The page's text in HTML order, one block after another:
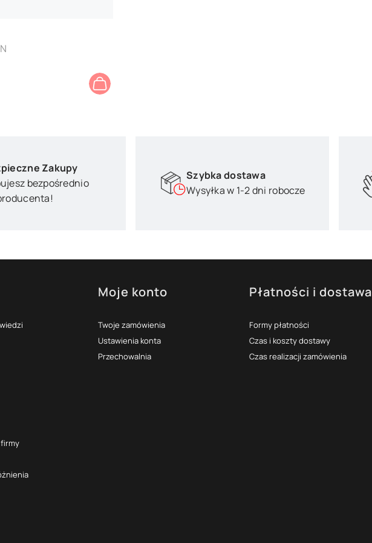
Zakupy
bezpośrednio
Szybka dostawa
Wysyłka w 1-2 dni robocze
Moje konto
Twoje zamówienia
Ustawienia konta
Przechowalnia
Płatności i dostawa
Formy płatności
Czas i koszty dostawy
Czas realizacji zamówienia